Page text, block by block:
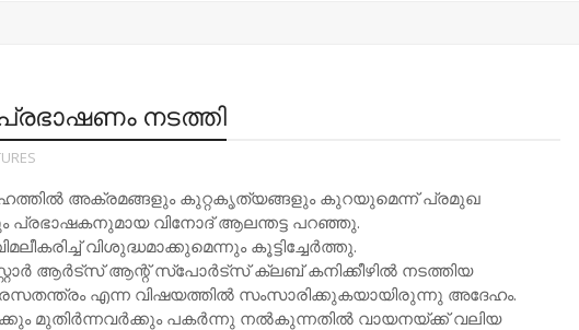
നടത്തി
അക്രമങ്ങളും കുറ്റകൃത്യങ്ങളും കുറയുമെന്ന് പ്രമുഖ
പ്രഭാഷകനുമായ വിനോദ് ആലന്തട്ട പറഞ്ഞു.
വിശുദ്ധമാക്കുമെന്നും കൂട്ടിച്ചേർത്തു.
ആർട്സ് ആന്റ് സ്പോർട്സ് ക്ലബ് കനിക്കീഴിൽ നടത്തിയ
എന്ന വിഷയത്തിൽ സംസാരിക്കുകയായിരുന്നു അദേഹം.
മുതിർന്നവർക്കും പകർന്നു നൽകുന്നതിൽ വായനയ്ക്ക് വലിയ